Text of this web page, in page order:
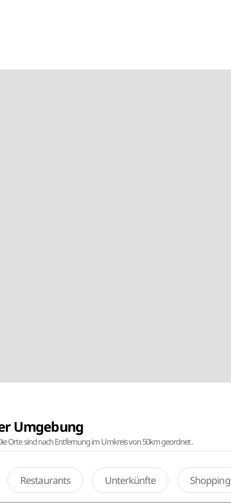
Umgebung
Orte sind nach Entfernung im Umkreis von 50km geordnet.
Restaurants Unterkünfte Shopping